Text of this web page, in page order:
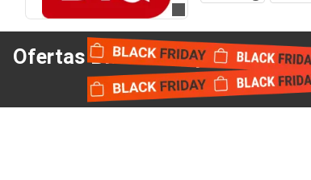
Ofertas Black Friday de La Plaza de DIA